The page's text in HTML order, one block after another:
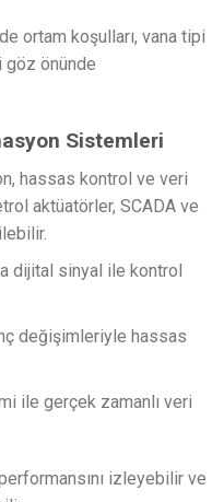
ortam koşulları, vana tipi
önünde
Sistemleri
hassas kontrol ve veri
aktüatörler, SCADA ve
dijital sinyal ile kontrol
değişimleriyle hassas
ile gerçek zamanlı veri
izleyebilir ve